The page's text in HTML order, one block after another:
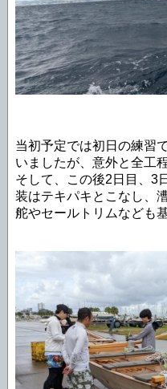
当初予定では初日の練習
いましたが、意外と全工
そして、この後2日目、3
装はテキパキとこなし、
舵やセールトリムなども